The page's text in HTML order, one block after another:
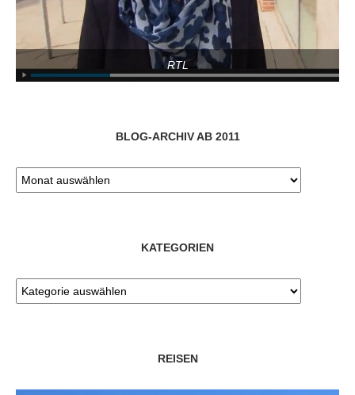
RTL
BLOG-ARCHIV AB 2011
KATEGORIEN
REISEN